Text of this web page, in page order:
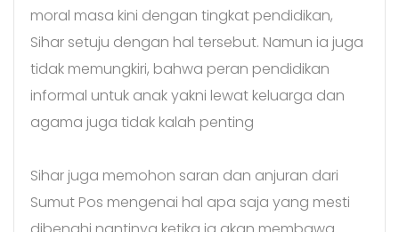
moral masa kini dengan tingkat pendidikan,
Sihar setuju dengan hal tersebut. Namun ia juga
tidak memungkiri, bahwa peran pendidikan
informal untuk anak yakni lewat keluarga dan
agama juga tidak kalah penting
Sihar juga memohon saran dan anjuran dari
Sumut Pos mengenai hal apa saja yang mesti